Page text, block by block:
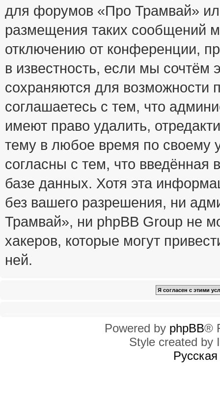
для форумов «Про Трамвай»
размещения таких сообщений
отключению от конференции,
в известность, если мы
сохраняются для возможности
соглашаетесь с тем, что
имеют право удалить,
тему в любое время по своему
согласны с тем, что
базе данных. Хотя эта
без вашего разрешения, ни
Трамвай», ни phpBB Group не
хакеров, которые могут
ней.
Powered by phpBB®
Style created by